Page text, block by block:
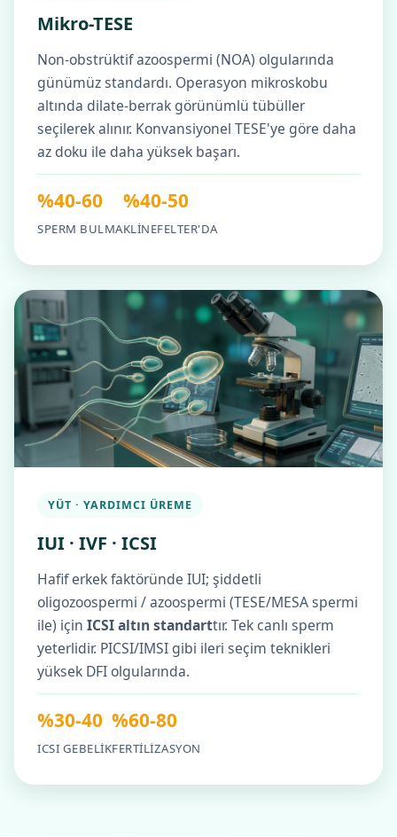
Mikro-TESE
Non-obstrüktif azoospermi (NOA) olgularında
günümüz standardı. Operasyon mikroskobu
altında dilate-berrak görünümlü tübüller
seçilerek alınır. Konvansiyonel TESE'ye göre daha
az doku ile daha yüksek başarı.
%40-60
SPERM BULMA
%40-50
KLINEFELTER'DA
YÜT · YARDIMCI ÜREME
IUI · IVF · ICSI
Hafif erkek faktöründe IUI; şiddetli
oligozoospermi / azoospermi (TESE/MESA spermi
ile) için ICSI altın standarttır. Tek canlı sperm
yeterlidir. PICSI/IMSI gibi ileri seçim teknikleri
yüksek DFI olgularında.
%30-40
ICSI GEBELIK
%60-80
FERTILIZASYON